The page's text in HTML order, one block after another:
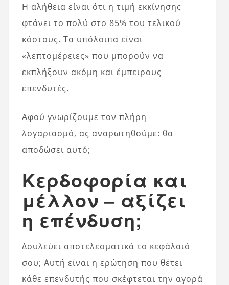
Η αλήθεια είναι ότι η τιμή εκκίνησης
φτάνει το πολύ στο 85% του τελικού
κόστους. Τα υπόλοιπα είναι
«λεπτομέρειες» που μπορούν να
εκπλήξουν ακόμη και έμπειρους
επενδυτές.
Αφού γνωρίζουμε τον πλήρη
λογαριασμό, ας αναρωτηθούμε: θα
αποδώσει αυτό;
Κερδοφορία και
μέλλον – αξίζει
η επένδυση;
Δουλεύει αποτελεσματικά το κεφάλαιό
σου; Αυτή είναι η ερώτηση που θέτει
κάθε επενδυτής που σκέφτεται την αγορά